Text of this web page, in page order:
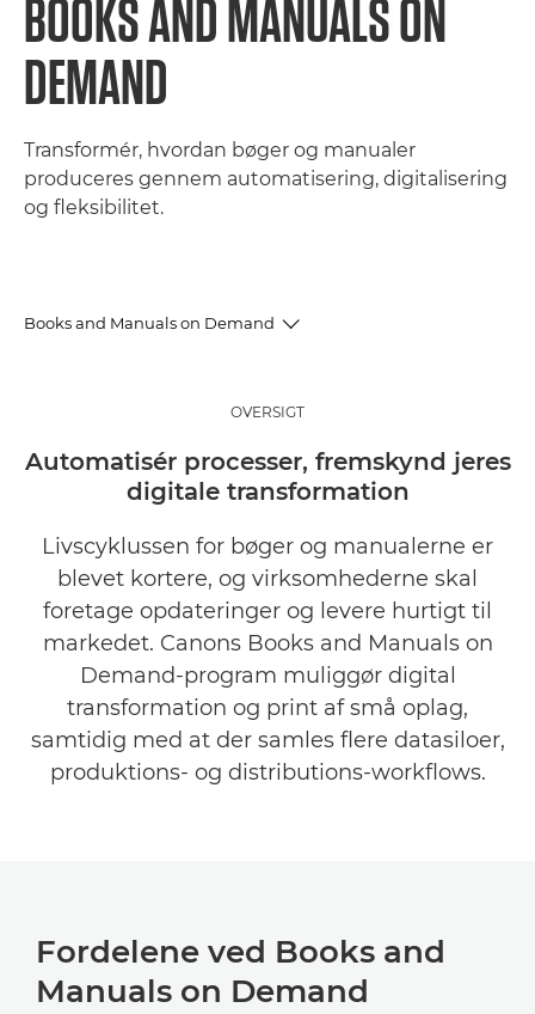
BOOKS AND MANUALS ON
DEMAND
Transformér, hvordan bøger og manualer
produceres gennem automatisering, digitalisering
og fleksibilitet.
Books and Manuals on Demand
Relateret software
Se mere
OVERSIGT
Automatisér processer, fremskynd jeres
digitale transformation
Livscyklussen for bøger og manualerne er
blevet kortere, og virksomhederne skal
foretage opdateringer og levere hurtigt til
markedet. Canons Books and Manuals on
Demand-program muliggør digital
transformation og print af små oplag,
samtidig med at der samles flere datasiloer,
produktions- og distributions-workflows.
Fordelene ved Books and
Manuals on Demand